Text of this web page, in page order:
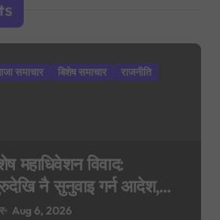
समाचार बिशेष समाचार
राजनीति
महाधिवेशन विवाद:
सुरुदेखि नै सुनुवाइ गर्न आदेश,
हुने
Aug 6, 2026